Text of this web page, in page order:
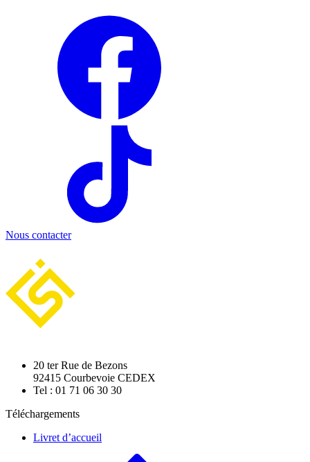
Nous contacter
20 ter Rue de Bezons
92415 Courbevoie CEDEX
Tel : 01 71 06 30 30
Téléchargements
Livret d’accueil